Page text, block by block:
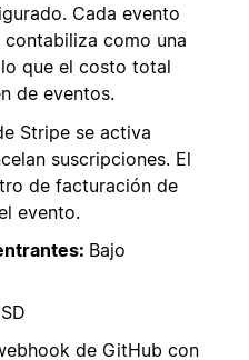
Cada evento
como una
que el costo total
de eventos.
Stripe se activa
suscripciones. El
de facturación de
evento.
Bajo
de GitHub con